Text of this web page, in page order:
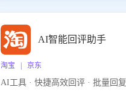
AI智能回评助手
淘宝 | 京东
AI工具 · 快捷高效回评 · 批量回复